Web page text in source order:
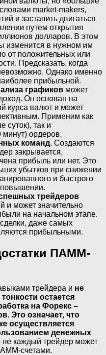
market-makers,
и заставить двигаться
путем открытия
долларов. В этом
изменится в нужном им
от положительных или
Предсказать, когда
Однако именно
прибыльной.
графиков может
Он основан на
курса валют и может
Применим как
суток), так и
минут) ордеров.
команд. Создаются
закрывается,
прибыль или нет. Это
убытков при снижении
и быстрого
трейдеров
и может значительно
на начальном этапе.
даже самых
прибыльными.
ПАММ-
трейдера и не
остается
на Форекс –
Это означает, что
осуществляется
денежных
не каждый трейдер может
счетами.